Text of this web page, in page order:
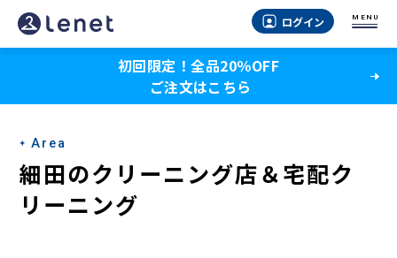
細
田
ク
リ
ー
ログイン MENU
初回限定！全品20％OFF
ご注文はこちら
Area
細田のクリーニング店＆宅配ク
リーニング